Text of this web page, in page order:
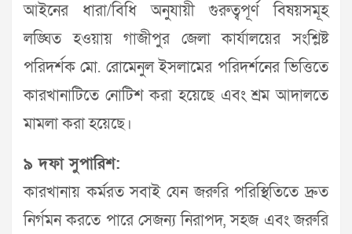
আইনের ধারা/বিধি অনুযায়ী গুরুত্বপূর্ণ বিষয়সমূহ
লঙ্ঘিত হওয়ায় গাজীপুর জেলা কার্যালয়ের সংশ্লিষ্ট
পরিদর্শক মো. রোমেনুল ইসলামের পরিদর্শনের ভিত্তিতে
কারখানাটিতে নোটিশ করা হয়েছে এবং শ্রম আদালতে
মামলা করা হয়েছে।
৯ দফা সুপারিশ:
কারখানায় কর্মরত সবাই যেন জরুরি পরিস্থিতিতে দ্রুত
নির্গমন করতে পারে সেজন্য নিরাপদ, সহজ এবং জরুরি